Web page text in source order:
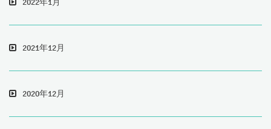
2022年1月
2021年12月
2020年12月